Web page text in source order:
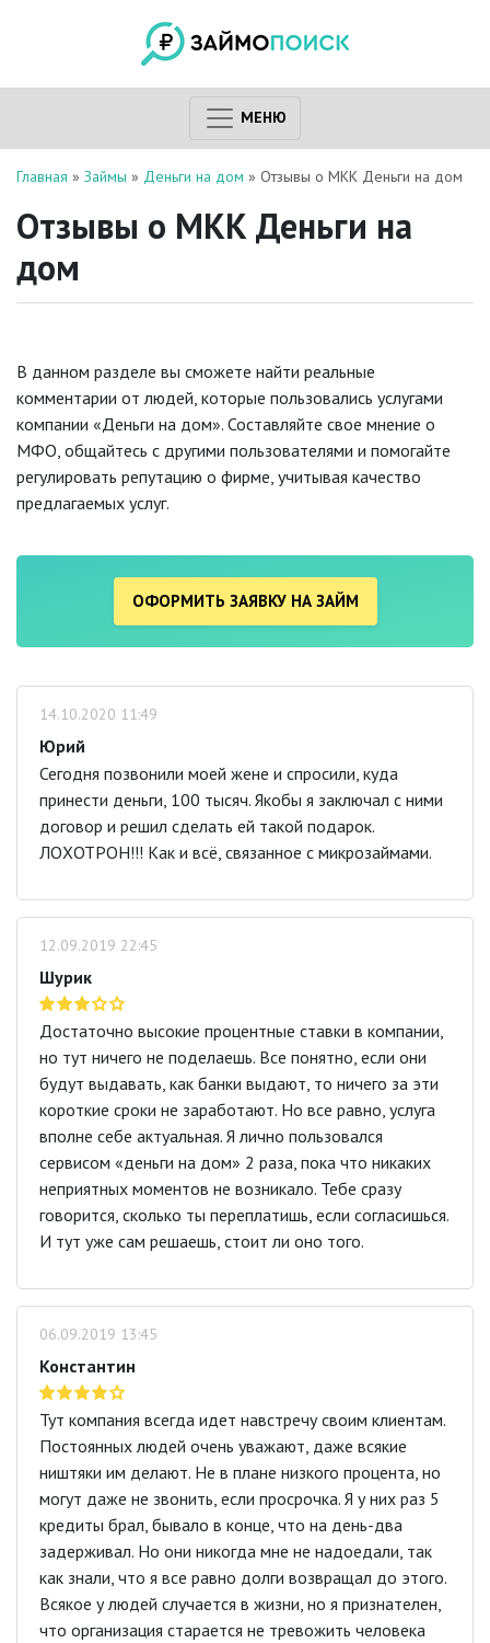
МЕНЮ
Главная » Займы » Деньги на дом » Отзывы о МКК Деньги на дом
Отзывы о МКК Деньги на
дом
В данном разделе вы сможете найти реальные
комментарии от людей, которые пользовались услугами
компании «Деньги на дом». Составляйте свое мнение о
МФО, общайтесь с другими пользователями и помогайте
регулировать репутацию о фирме, учитывая качество
предлагаемых услуг.
ОФОРМИТЬ ЗАЯВКУ НА ЗАЙМ
14.10.2020 11:49
Юрий
Сегодня позвонили моей жене и спросили, куда
принести деньги, 100 тысяч. Якобы я заключал с ними
договор и решил сделать ей такой подарок.
ЛОХОТРОН!!! Как и всё, связанное с микрозаймами.
12.09.2019 22:45
Шурик
Достаточно высокие процентные ставки в компании,
но тут ничего не поделаешь. Все понятно, если они
будут выдавать, как банки выдают, то ничего за эти
короткие сроки не заработают. Но все равно, услуга
вполне себе актуальная. Я лично пользовался
сервисом «деньги на дом» 2 раза, пока что никаких
неприятных моментов не возникало. Тебе сразу
говорится, сколько ты переплатишь, если согласишься.
И тут уже сам решаешь, стоит ли оно того.
06.09.2019 13:45
Константин
Тут компания всегда идет навстречу своим клиентам.
Постоянных людей очень уважают, даже всякие
ништяки им делают. Не в плане низкого процента, но
могут даже не звонить, если просрочка. Я у них раз 5
кредиты брал, бывало в конце, что на день-два
задерживал. Но они никогда мне не надоедали, так
как знали, что я все равно долги возвращал до этого.
Всякое у людей случается в жизни, но я признателен,
что организация старается не тревожить человека